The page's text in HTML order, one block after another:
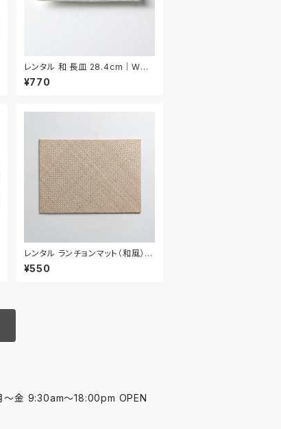
レンタル 和 長皿 28.4cm｜WNA
008
¥770
レンタル ランチョンマット（和風） 4
2.5cm｜MAW023
¥550
金 9:30am〜18:00pm OPEN